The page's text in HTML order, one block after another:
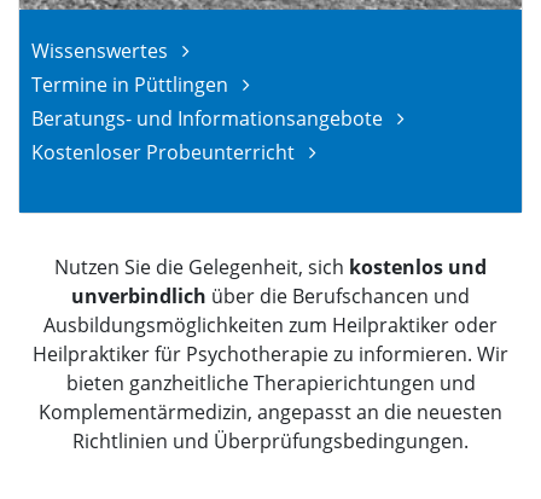
Wissenswertes
Termine in Püttlingen
Beratungs- und Informationsangebote
Kostenloser Probeunterricht
Nutzen Sie die Gelegenheit, sich kostenlos und
unverbindlich über die Berufschancen und
Ausbildungsmöglichkeiten zum Heilpraktiker oder
Heilpraktiker für Psychotherapie zu informieren. Wir
bieten ganzheitliche Therapierichtungen und
Komplementärmedizin, angepasst an die neuesten
Richtlinien und Überprüfungsbedingungen.